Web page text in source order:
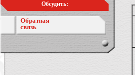
Обсудить:
Обратная
связь